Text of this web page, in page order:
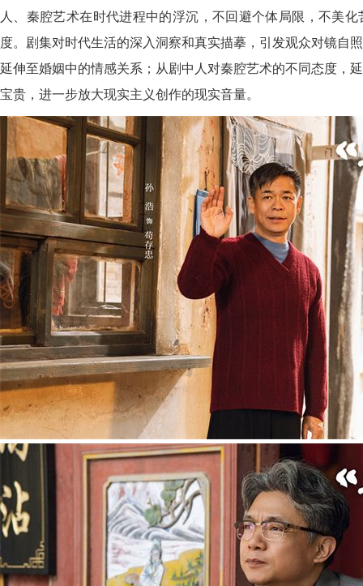
人、秦腔艺术在时代进程中的浮沉，不回避个体局限，不美
度。剧集对时代生活的深入洞察和真实描摹，引发观众对镜自
延伸至婚姻中的情感关系；从剧中人对秦腔艺术的不同态度
宝贵，进一步放大现实主义创作的现实音量。